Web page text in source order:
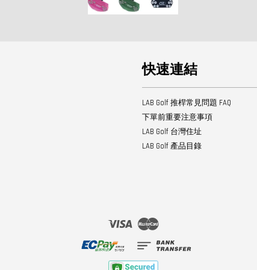
快速連結
LAB Golf 推桿常見問題 FAQ
下單前重要注意事項
LAB Golf 台灣住址
LAB Golf 產品目錄
Visa Master